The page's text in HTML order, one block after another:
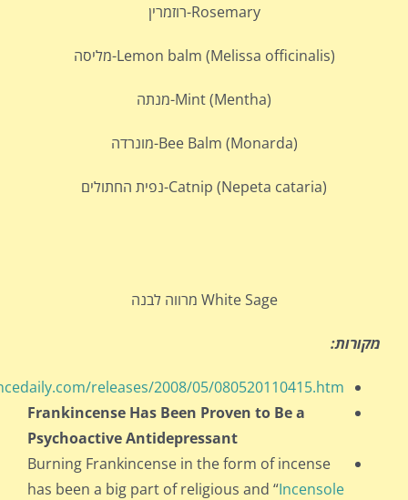
Rosemary-רוזמרין
Lemon balm (Melissa officinalis)-מליסה
Mint (Mentha)-מנתה
Bee Balm (Monarda)-מונרדה
Catnip (Nepeta cataria)-נפית החתולים
White Sage מרווה לבנה
מקורות:
releases/2008/05/080520110415.htm
Frankincense Has Been Proven to Be a
Psychoactive Antidepressant
Burning Frankincense in the form of incense
has been a big part of religious and “Incensole